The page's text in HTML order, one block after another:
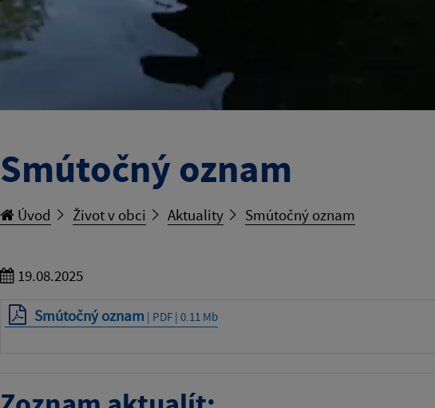
Smútočný oznam
Úvod Život v obci Aktuality Smútočný oznam
19.08.2025
Smútočný oznam | PDF | 0.11 Mb